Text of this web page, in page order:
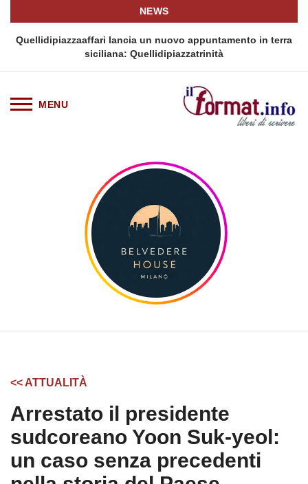
NEWS
Quellidipiazzaaffari lancia un nuovo appuntamento in terra
siciliana: Quellidipiazzatrinità
<< ATTUALITÀ
Arrestato il presidente
sudcoreano Yoon Suk-yeol:
un caso senza precedenti